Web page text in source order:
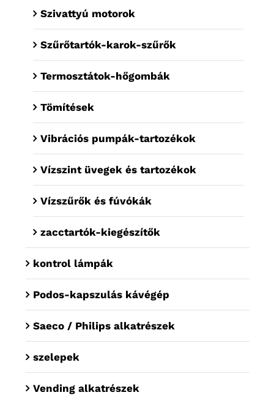
Szivattyú motorok
Szűrőtartók-karok-szűrők
Termosztátok-hőgombák
Tömítések
Vibrációs pumpák-tartozékok
Vízszint üvegek és tartozékok
Vízszűrők és fúvókák
zacctartók-kiegészítők
kontrol lámpák
Podos-kapszulás kávégép
Saeco / Philips alkatrészek
szelepek
Vending alkatrészek